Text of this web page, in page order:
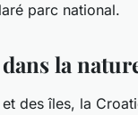
parc national.
la
des îles, la